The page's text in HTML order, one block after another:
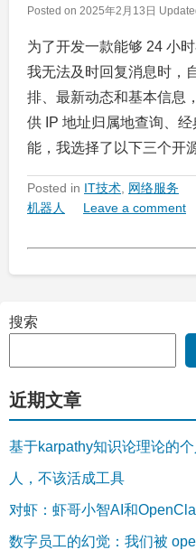
Posted on 2025年2月13日
为了开发一款能够 24 小
我无法及时回复消息时，
排、最新动态和基本信息
供 IP 地址归属地查询、
能，我选择了以下三个开
Posted in IT技术 网络服务
机器人
Leave a comment
搜索
近期文章
基于karpathy知识论理论的
人，不该活成工具
对虾：虾哥小智AI和
数字员工的幻觉：我们被